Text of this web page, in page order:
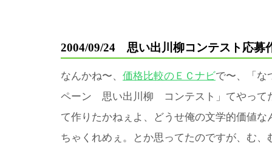
2004/09/24 思い出川柳コンテスト応募
なんかね〜、 価格比較のＥＣナビで〜、「
ペーン 思い出川柳 コンテスト」てやって
て作りたかねぇよ、どうせ俺の文学的価値な
ちゃくれめぇ。とか思ってたのですが、む